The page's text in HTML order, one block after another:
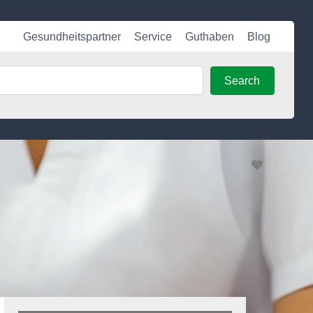
Gesundheitspartner Service Guthaben Blog
Search
Favorite